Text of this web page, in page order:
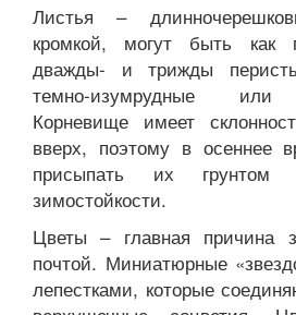
Листья –
кромкой, могут быть как
дважды- и трижды
темно-изумрудные или
Корневище имеет
вверх, поэтому в осеннее
присыпать их грунтом
зимостойкости.
Цветы – главная причина
почтой. Миниатюрные
лепестками, которые